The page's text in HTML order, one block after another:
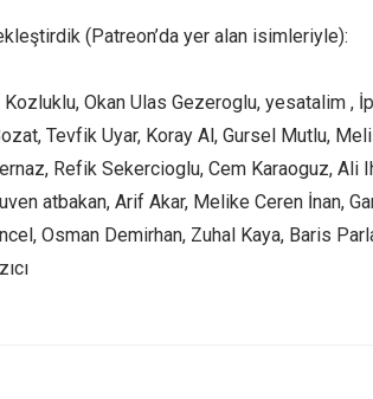
(Patreon’da yer alan isimleriyle):
Okan Ulas Gezeroglu, yesatalim ,
Tevfik Uyar, Koray Al, Gursel Mutlu,
Refik Sekercioglu, Cem Karaoguz, Ali
atbakan, Arif Akar, Melike Ceren İnan,
Osman Demirhan, Zuhal Kaya, Baris